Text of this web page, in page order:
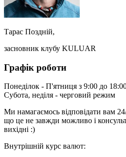
Тарас Поздній,
засновник клубу KULUAR
Графік роботи
Понеділок - П'ятниця з 9:00 до
Субота, неділя - черговий режим
Ми намагаємось відповідати вам
що це не завжди можливо і
вихідні :)
Внутрішній курс валют: